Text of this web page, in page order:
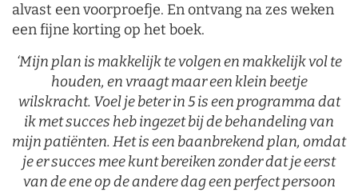
alvast een voorproefje. En ontvang na zes weken
een fijne korting op het boek.
‘Mijn plan is makkelijk te volgen en makkelijk vol te
houden, en vraagt maar een klein beetje
wilskracht. Voel je beter in 5 is een programma dat
ik met succes heb ingezet bij de behandeling van
mijn patiënten. Het is een baanbrekend plan, omdat
je er succes mee kunt bereiken zonder dat je eerst
van de ene op de andere dag een perfect persoon